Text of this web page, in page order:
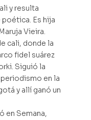
y resulta
Es hija
Vieira.
cali, donde la
fidel suárez
Siguió la
en la
y allí ganó un
en Semana,